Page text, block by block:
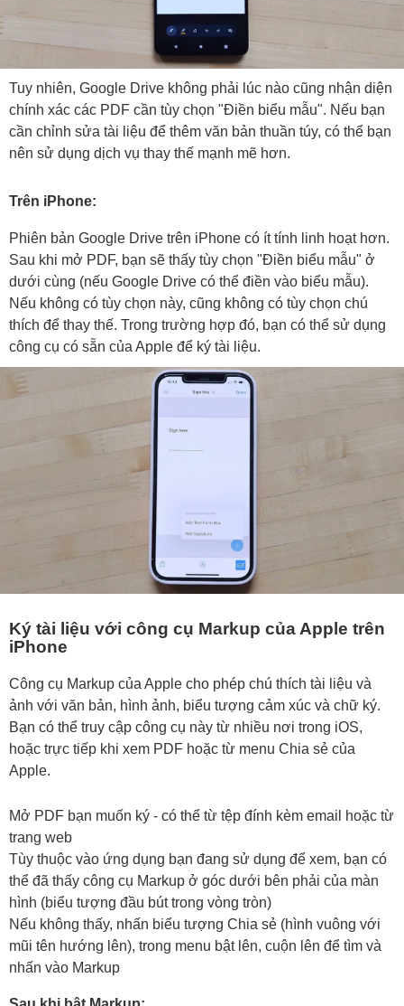
Tuy nhiên, Google Drive không phải lúc nào cũng nhận diện
chính xác các PDF cần tùy chọn "Điền biểu mẫu". Nếu bạn
cần chỉnh sửa tài liệu để thêm văn bản thuần túy, có thể bạn
nên sử dụng dịch vụ thay thế mạnh mẽ hơn.
Trên iPhone:
Phiên bản Google Drive trên iPhone có ít tính linh hoạt hơn.
Sau khi mở PDF, bạn sẽ thấy tùy chọn "Điền biểu mẫu" ở
dưới cùng (nếu Google Drive có thể điền vào biểu mẫu).
Nếu không có tùy chọn này, cũng không có tùy chọn chú
thích để thay thế. Trong trường hợp đó, bạn có thể sử dụng
công cụ có sẵn của Apple để ký tài liệu.
Ký tài liệu với công cụ Markup của Apple trên
iPhone
Công cụ Markup của Apple cho phép chú thích tài liệu và
ảnh với văn bản, hình ảnh, biểu tượng cảm xúc và chữ ký.
Bạn có thể truy cập công cụ này từ nhiều nơi trong iOS,
hoặc trực tiếp khi xem PDF hoặc từ menu Chia sẻ của
Apple.
Mở PDF bạn muốn ký - có thể từ tệp đính kèm email hoặc từ
trang web
Tùy thuộc vào ứng dụng bạn đang sử dụng để xem, bạn có
thể đã thấy công cụ Markup ở góc dưới bên phải của màn
hình (biểu tượng đầu bút trong vòng tròn)
Nếu không thấy, nhấn biểu tượng Chia sẻ (hình vuông với
mũi tên hướng lên), trong menu bật lên, cuộn lên để tìm và
nhấn vào Markup